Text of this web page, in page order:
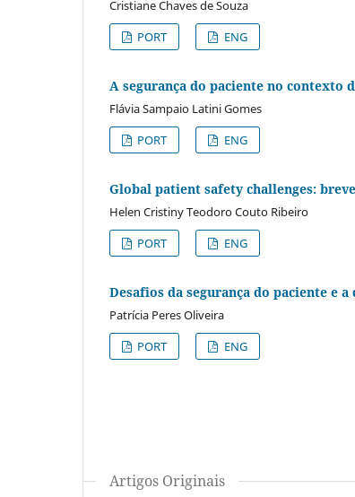
Cristiane Chaves de Souza
PORT
ENG
A segurança do paciente no contexto
Flávia Sampaio Latini Gomes
PORT
ENG
Global patient safety challenges:
Helen Cristiny Teodoro Couto Ribeiro
PORT
ENG
Desafios da segurança do paciente e
Patrícia Peres Oliveira
PORT
ENG
Artigos Originais